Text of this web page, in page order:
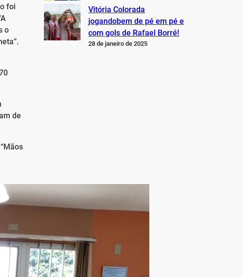
foi
o
de
Vitória Colorada
jogandobem de pé em pé e
com gols de Rafael Borré!
28 de janeiro de 2025